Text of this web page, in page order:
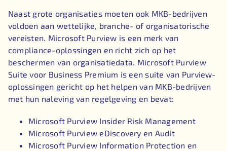
Naast grote organisaties moeten ook MKB-bedrijven
voldoen aan wettelijke, branche- of organisatorische
vereisten. Microsoft Purview is een merk van
compliance-oplossingen en richt zich op het
beschermen van organisatiedata. Microsoft Purview
Suite voor Business Premium is een suite van Purview-
oplossingen gericht op het helpen van MKB-bedrijven
met hun naleving van regelgeving en bevat:
Microsoft Purview Insider Risk Management
Microsoft Purview eDiscovery en Audit
Microsoft Purview Information Protection en